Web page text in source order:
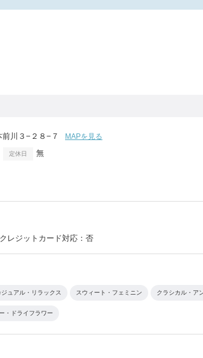
川３−２８−７ MAPを見る
定休日 無
レジットカード対応：否
ジュアル・リラックス スウィート・フェミニン クラシカル・ア
・ドライフラワー